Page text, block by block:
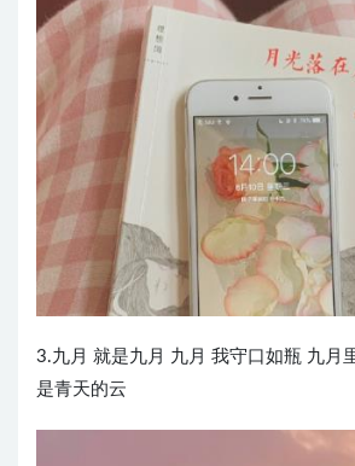
3.九月 就是九月 九月 我守口如瓶 九月
是青天的云